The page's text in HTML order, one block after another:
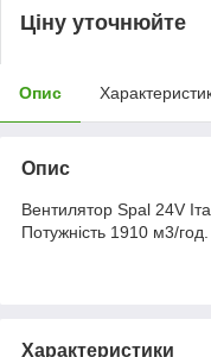
Ціну уточнюйте
Опис
Опис
Вентилятор Spal 24V
Потужність 1910 м3/
Характеристики